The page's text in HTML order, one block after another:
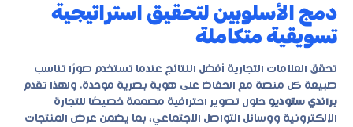
دمج الأسلوبين لتحقيق استراتيجية
تسويقية متكاملة
تحقق العلامات التجارية أفضل النتائج عندما تستخدم صورًا تناسب
طبيعة كل منصة مع الحفاظ على هوية بصرية موحدة. ولهذا تقدم
براندي ستوديو حلول تصوير احترافية مصممة خصيصًا للتجارة
الإلكترونية ووسائل التواصل الاجتماعي، بما يضمن عرض المنتجات